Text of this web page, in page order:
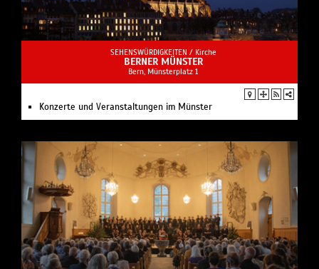
SEHENSWÜRDIGKEITEN / Kirche
BERNER MÜNSTER
Bern, Münsterplatz 1
Konzerte und Veranstaltungen im Münster